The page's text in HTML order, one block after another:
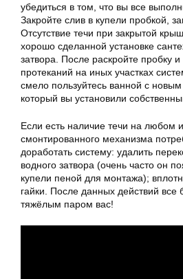
убедиться в том, что вы все
Закройте слив в купели пробкой,
Отсутствие течи при закрытой
хорошо сделанной установке
затвора. После раскройте пробку и
протеканий на иных участках
смело пользуйтесь ванной с
который вы установили
Если есть наличие течи на любом
смонтированного механизма
доработать систему: удалить
водного затвора (очень часто он
купели пеной для монтажа);
гайки. После данных действий
тяжёлым паром вас!